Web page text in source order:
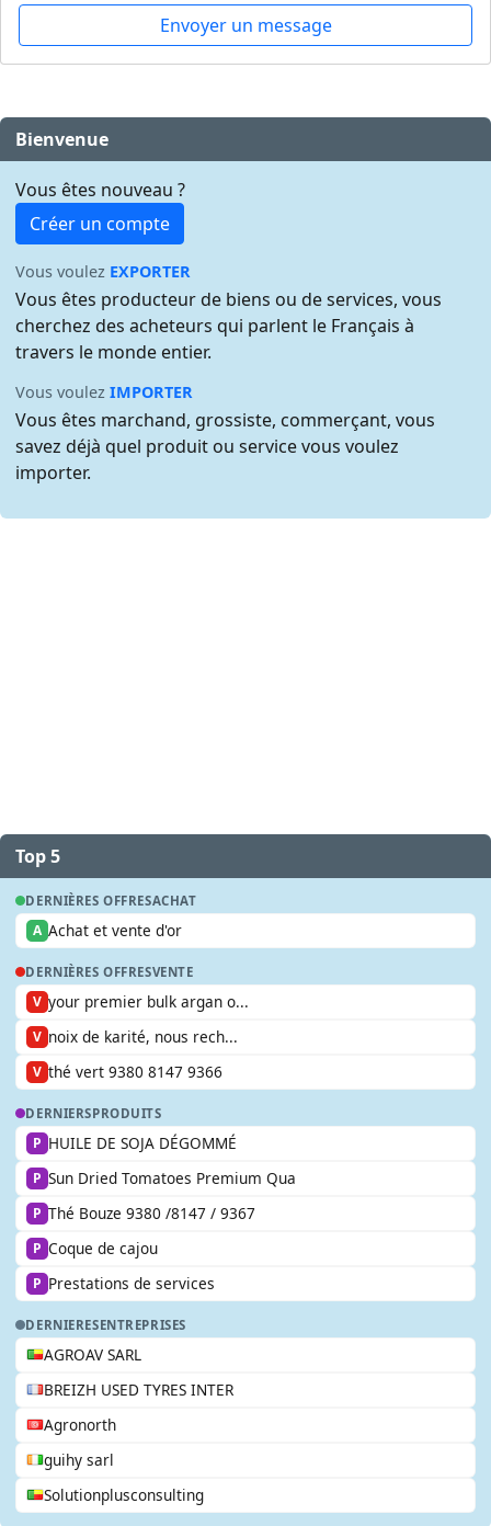
Envoyer un message
Bienvenue
Vous êtes nouveau ?
Créer un compte
Vous voulez EXPORTER
Vous êtes producteur de biens ou de services, vous
cherchez des acheteurs qui parlent le Français à
travers le monde entier.
Vous voulezIMPORTER
Vous êtes marchand, grossiste, commerçant, vous
savez déjà quel produit ou service vous voulez
importer.
Top 5
DERNIÈRES OFFRESACHAT
A Achat et vente d'or
DERNIÈRES OFFRESVENTE
V your premier bulk argan o...
V noix de karité, nous rech...
V thé vert 9380 8147 9366
DERNIERSPRODUITS
P HUILE DE SOJA DÉGOMMÉ
P Sun Dried Tomatoes Premium Qua
P Thé Bouze 9380 /8147 / 9367
P Coque de cajou
P Prestations de services
DERNIERESENTREPRISES
AGROAV SARL
BREIZH USED TYRES INTER
Agronorth
guihy sarl
Solutionplusconsulting